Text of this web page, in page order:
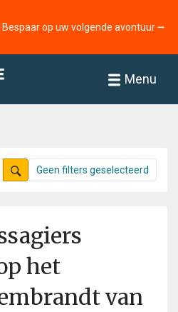
op uw volgende avontuur ⭢
Menu
Geen filters geselecteerd
het
van